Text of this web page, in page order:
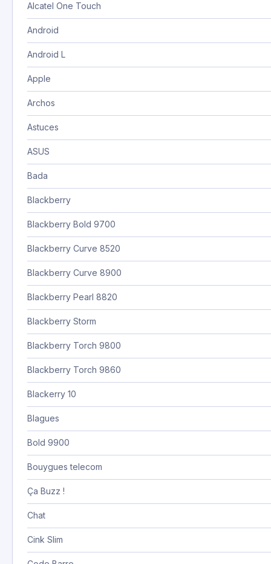
Alcatel One Touch
Android
Android L
Apple
Archos
Astuces
ASUS
Bada
Blackberry
Blackberry Bold 9700
Blackberry Curve 8520
Blackberry Curve 8900
Blackberry Pearl 8820
Blackberry Storm
Blackberry Torch 9800
Blackberry Torch 9860
Blackerry 10
Blagues
Bold 9900
Bouygues telecom
Ça Buzz !
Chat
Cink Slim